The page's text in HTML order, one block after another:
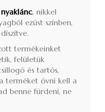
, nikkel
ezüst színben,
termékeinket
felületük
és tartós,
terméket óvni kell a
benne fürdeni, ne